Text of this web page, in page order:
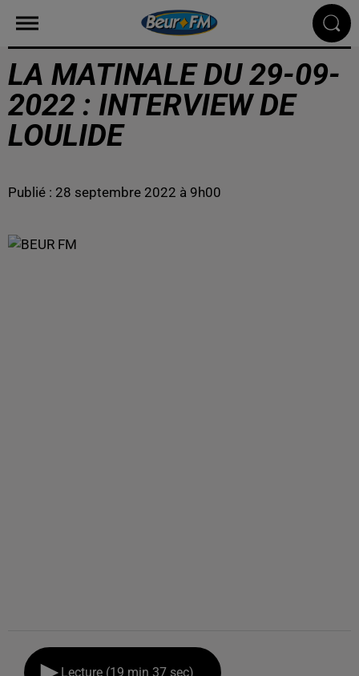
LA MATINALE DU 29-09-
2022 : INTERVIEW DE
LOULIDE
Publié : 28 septembre 2022 à 9h00
Lecture (19 min 37 sec)